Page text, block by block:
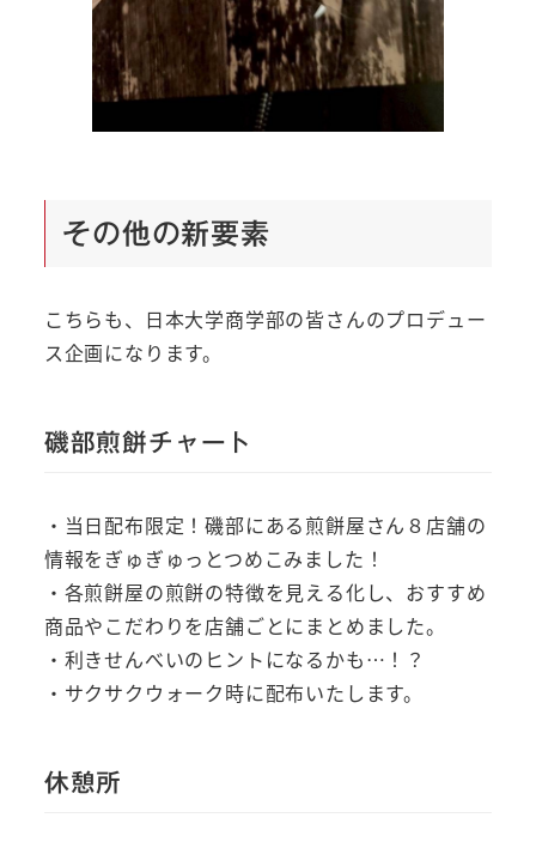
その他の新要素
こちらも、日本大学商学部の皆さんのプロデュー
ス企画になります。
磯部煎餅チャート
・当日配布限定！磯部にある煎餅屋さん８店舗の
情報をぎゅぎゅっとつめこみました！
・各煎餅屋の煎餅の特徴を見える化し、おすすめ
商品やこだわりを店舗ごとにまとめました。
・利きせんべいのヒントになるかも…！？
・サクサクウォーク時に配布いたします。
休憩所